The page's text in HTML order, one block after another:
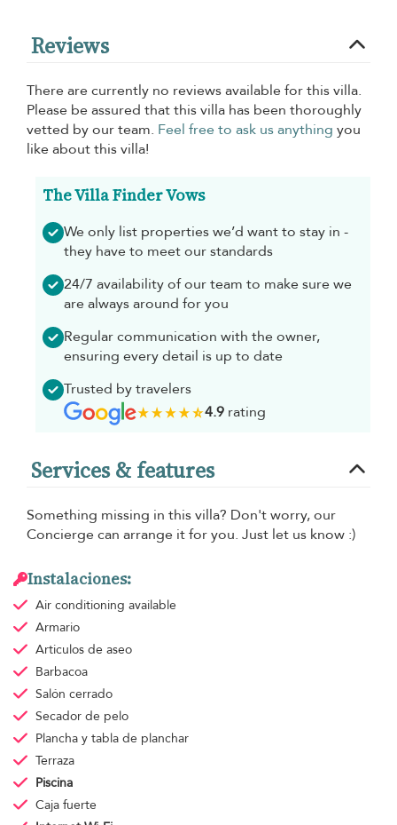
Reviews
There are currently no reviews available for this villa.
Please be assured that this villa has been thoroughly
vetted by our team. Feel free to ask us anything you
like about this villa!
The Villa Finder Vows
We only list properties we’d want to stay in -
they have to meet our standards
24/7 availability of our team to make sure we
are always around for you
Regular communication with the owner,
ensuring every detail is up to date
Trusted by travelers
4.9rating
Services & features
Something missing in this villa? Don't worry, our
Concierge can arrange it for you. Just let us know :)
Instalaciones:
Air conditioning available
Armario
Articulos de aseo
Barbacoa
Salón cerrado
Secador de pelo
Plancha y tabla de planchar
Terraza
Piscina
Caja fuerte